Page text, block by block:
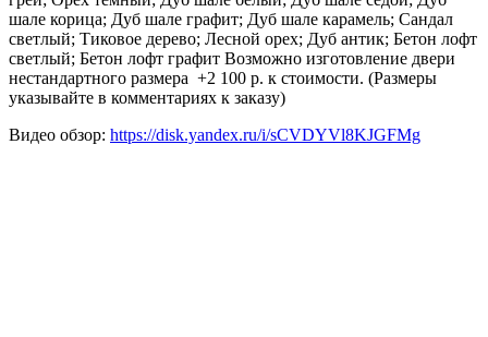
шале корица; Дуб шале графит; Дуб шале карамель; Сандал
светлый; Тиковое дерево; Лесной орех; Дуб антик; Бетон лофт
светлый; Бетон лофт графит Возможно изготовление двери
нестандартного размера +2 100 р. к стоимости. (Размеры
указывайте в комментариях к заказу)
Видео обзор: https://disk.yandex.ru/i/sCVDYVl8KJGFMg